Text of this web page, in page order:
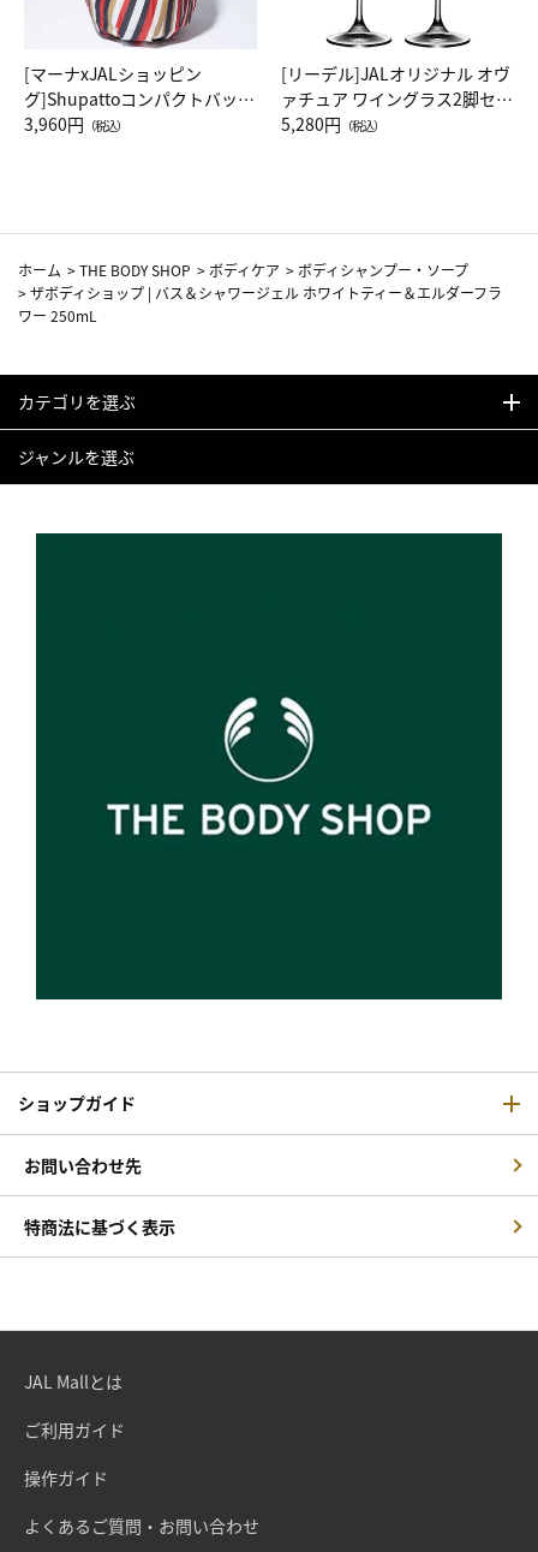
[マーナxJALショッピン
グ]Shupattoコンパクトバッグ
Drop JAL客室乗務員（LC）ス
3,960円 （税込）
[リーデル]JALオリジナル オヴ
ァチュア ワイングラス2脚セッ
ト（レッドワイン）
5,280円 （税込）
ホーム >THE BODY SHOP > ボディケア > ボディシャンプー・ソープ
>ザボディショップ | バス＆シャワージェル ホワイトティー＆エルダーフラ
ワー 250mL
カテゴリを選ぶ
ジャンルを選ぶ
ショップガイド
お問い合わせ先
特商法に基づく表示
JAL Mallとは
ご利用ガイド
操作ガイド
よくあるご質問・お問い合わせ